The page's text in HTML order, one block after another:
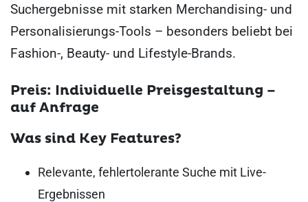
Suchergebnisse mit starken Merchandising- und
Personalisierungs-Tools – besonders beliebt bei
Fashion-, Beauty- und Lifestyle-Brands.
Preis: Individuelle Preisgestaltung –
auf Anfrage
Was sind Key Features?
Relevante, fehlertolerante Suche mit Live-
Ergebnissen